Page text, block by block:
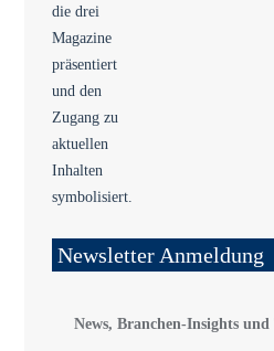
Newsletter Anmeldung
News, Branchen-Insights und